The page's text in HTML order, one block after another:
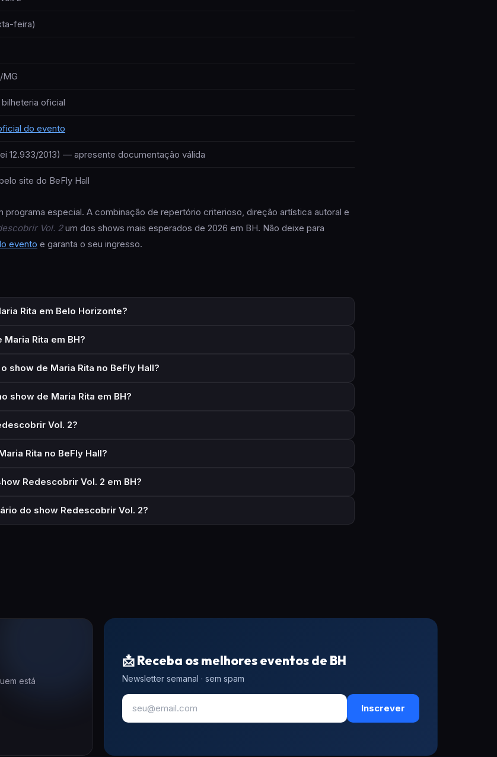
feira)
MG
oficial
do evento
12.933/2013) — apresente documentação válida
site do BeFly Hall
programa especial. A combinação de repertório criterioso, direção artística autoral e
Vol. 2um dos shows mais esperados de 2026 em BH. Não deixe para
evento e garanta o seu ingresso.
Rita em Belo Horizonte?
Rita em BH?
show de Maria Rita no BeFly Hall?
show de Maria Rita em BH?
Vol. 2?
Rita no BeFly Hall?
Redescobrir Vol. 2 em BH?
do show Redescobrir Vol. 2?
está
📩 Receba os melhores eventos de BH
Newsletter semanal · sem spam
Inscrever